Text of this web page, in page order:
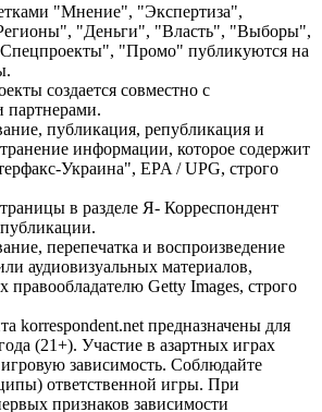
"Мнение", "Экспертиза",
"Деньги", "Власть", "Выборы",
"Промо" публикуются на
создается совместно с
партнерами.
публикация, републикация и
информации, которое содержит
Украина", EPA / UPG, строго
в разделе Я- Корреспондент
публикации.
перепечатка и воспроизведение
аудиовизуальных материалов,
Getty Images, строго
korrespondent.net предназначены для
(21+). Участие в азартных играх
зависимость. Соблюдайте
ответственной игры. При
признаков зависимости